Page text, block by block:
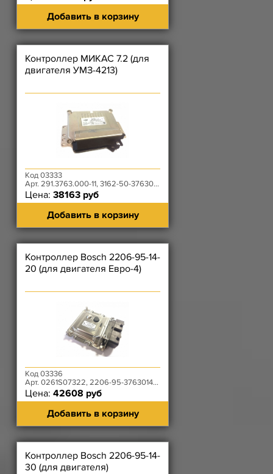
Добавить в корзину
Контроллер МИКАС 7.2 (для
двигателя УМЗ-4213)
Код 03333
Арт. 291.3763.000-11, 3162-50-3763010-11
Цена: 38163 руб
Добавить в корзину
Контроллер Bosch 2206-95-14-
20 (для двигателя Евро-4)
Код 03336
Арт. 0261S07322, 2206-95-3763014-20
Цена: 42608 руб
Добавить в корзину
Контроллер Bosch 2206-95-14-
30 (для двигателя)